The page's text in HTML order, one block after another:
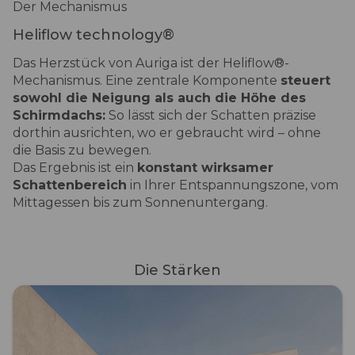
Der Mechanismus
Heliflow technology®
Das Herzstück von Auriga ist der Heliflow®-
Mechanismus. Eine zentrale Komponente steuert
sowohl die Neigung als auch die Höhe des
Schirmdachs: So lässt sich der Schatten präzise
dorthin ausrichten, wo er gebraucht wird – ohne
die Basis zu bewegen.
Das Ergebnis ist ein konstant wirksamer
Schattenbereich in Ihrer Entspannungszone, vom
Mittagessen bis zum Sonnenuntergang.
Die Stärken